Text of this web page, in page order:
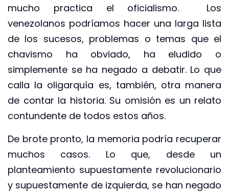
mucho practica el oficialismo. Los
venezolanos podríamos hacer una larga lista
de los sucesos, problemas o temas que el
chavismo ha obviado, ha eludido o
simplemente se ha negado a debatir. Lo que
calla la oligarquía es, también, otra manera
de contar la historia. Su omisión es un relato
contundente de todos estos años.
De brote pronto, la memoria podría recuperar
muchos casos. Lo que, desde un
planteamiento supuestamente revolucionario
y supuestamente de izquierda, se han negado